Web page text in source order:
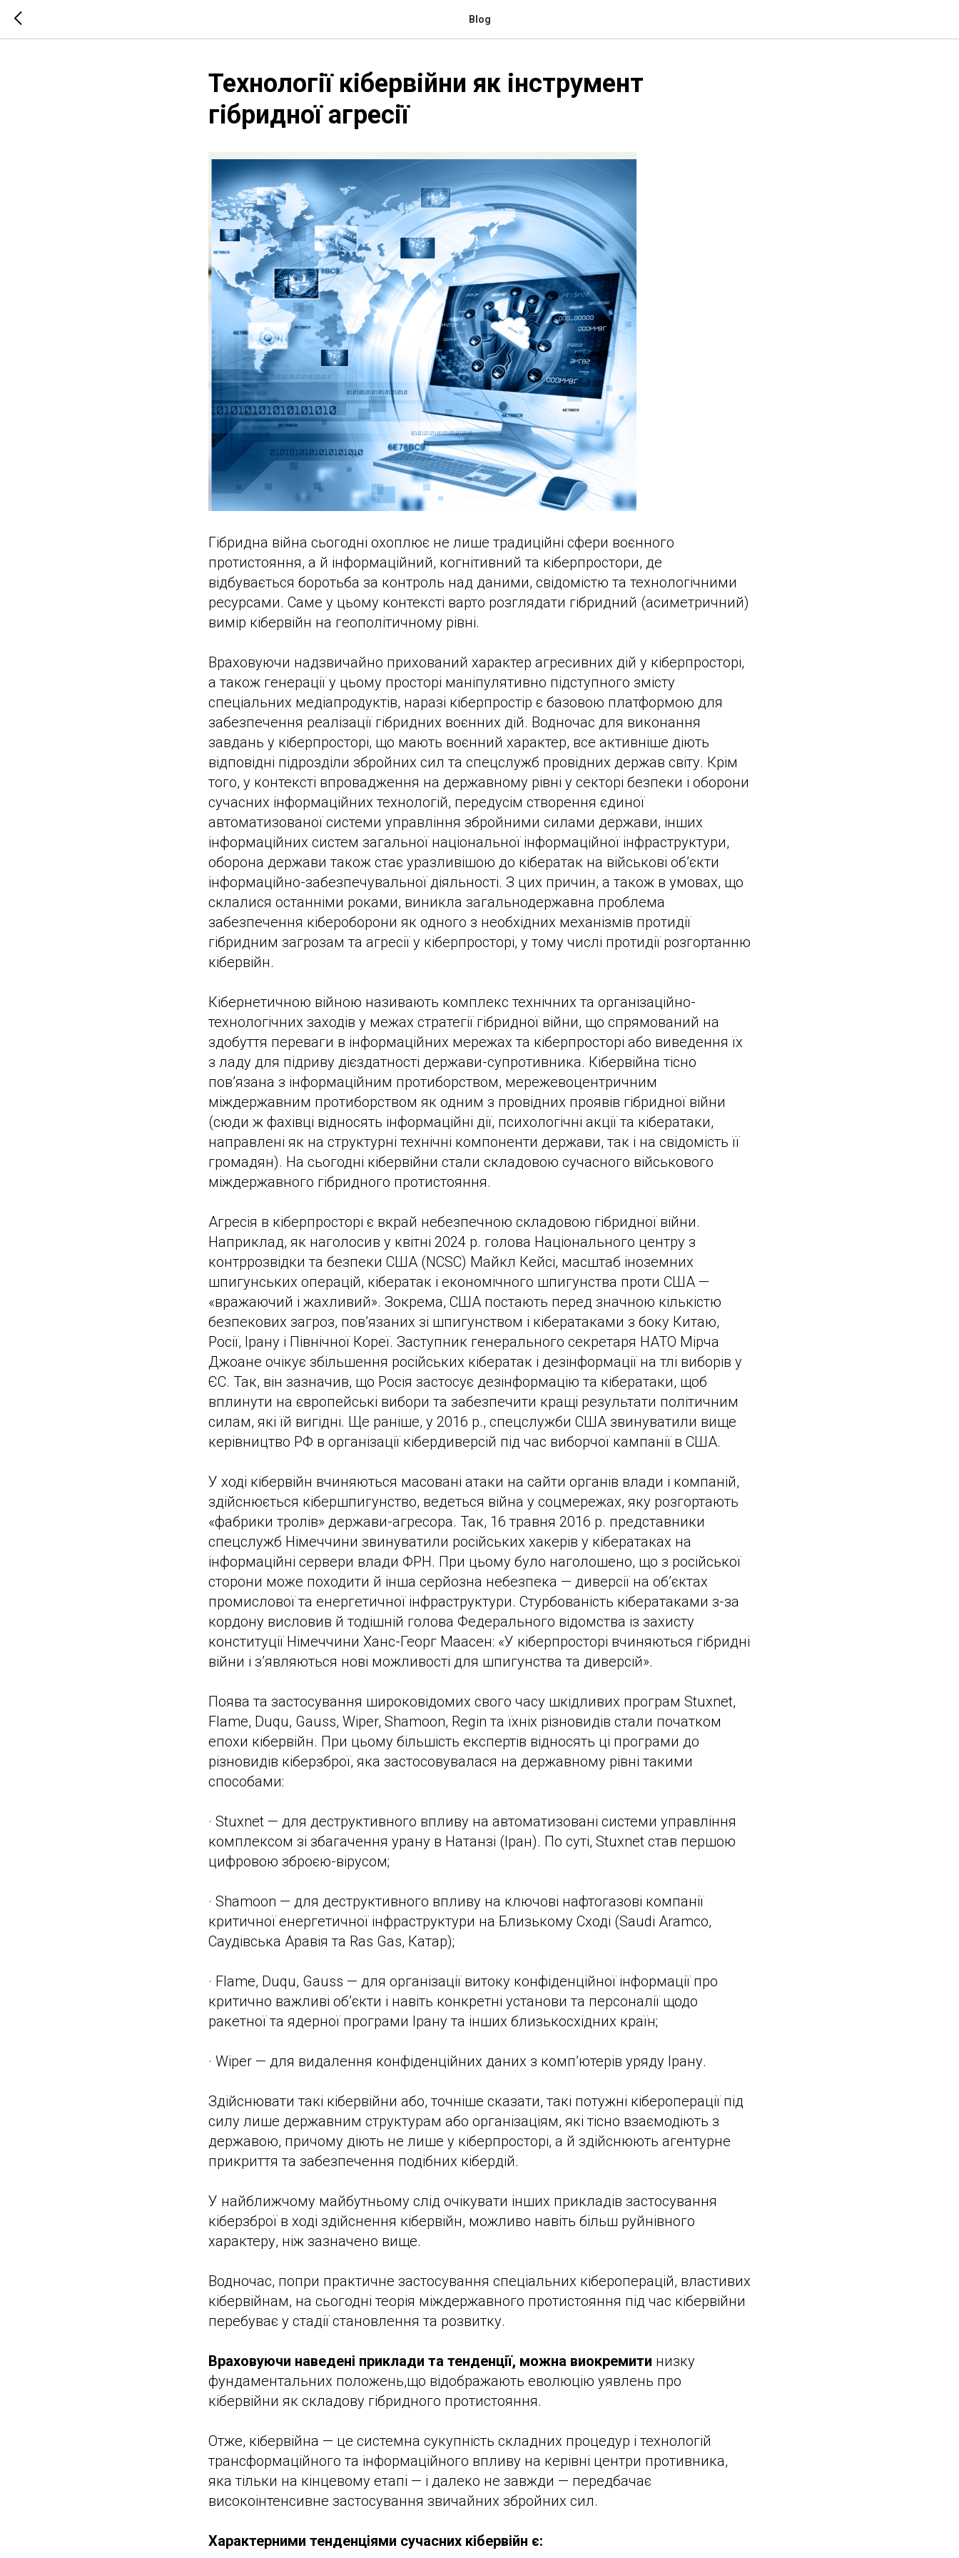
Blog
Технології кібервійни як інструмент
гібридної агресії
Гібридна війна сьогодні охоплює не лише традиційні сфери воєнного
протистояння, а й інформаційний, когнітивний та кіберпростори, де
відбувається боротьба за контроль над даними, свідомістю та технологічними
ресурсами. Саме у цьому контексті варто розглядати гібридний (асиметричний)
вимір кібервійн на геополітичному рівні.
Враховуючи надзвичайно прихований характер агресивних дій у кіберпросторі,
а також генерації у цьому просторі маніпулятивно підступного змісту
спеціальних медіапродуктів, наразі кіберпростір є базовою платформою для
забезпечення реалізації гібридних воєнних дій. Водночас для виконання
завдань у кіберпросторі, що мають воєнний характер, все активніше діють
відповідні підрозділи збройних сил та спецслужб провідних держав світу. Крім
того, у контексті впровадження на державному рівні у секторі безпеки і оборони
сучасних інформаційних технологій, передусім створення єдиної
автоматизованої системи управління збройними силами держави, інших
інформаційних систем загальної національної інформаційної інфраструктури,
оборона держави також стає уразливішою до кібератак на військові об’єкти
інформаційно-забезпечувальної діяльності. З цих причин, а також в умовах, що
склалися останніми роками, виникла загальнодержавна проблема
забезпечення кібероборони як одного з необхідних механізмів протидії
гібридним загрозам та агресії у кіберпросторі, у тому числі протидії розгортанню
кібервійн.
Кібернетичною війною називають комплекс технічних та організаційно-
технологічних заходів у межах стратегії гібридної війни, що спрямований на
здобуття переваги в інформаційних мережах та кіберпросторі або виведення їх
з ладу для підриву дієздатності держави-супротивника. Кібервійна тісно
пов’язана з інформаційним протиборством, мережевоцентричним
міждержавним протиборством як одним з провідних проявів гібридної війни
(сюди ж фахівці відносять інформаційні дії, психологічні акції та кібератаки,
направлені як на структурні технічні компоненти держави, так і на свідомість її
громадян). На сьогодні кібервійни стали складовою сучасного військового
міждержавного гібридного протистояння.
Агресія в кіберпросторі є вкрай небезпечною складовою гібридної війни.
Наприклад, як наголосив у квітні 2024 р. голова Національного центру з
контррозвідки та безпеки США (NCSC) Майкл Кейсі, масштаб іноземних
шпигунських операцій, кібератак і економічного шпигунства проти США —
«вражаючий і жахливий». Зокрема, США постають перед значною кількістю
безпекових загроз, пов’язаних зі шпигунством і кібератаками з боку Китаю,
Росії, Ірану і Північної Кореї. Заступник генерального секретаря НАТО Мірча
Джоане очікує збільшення російських кібератак і дезінформації на тлі виборів у
ЄС. Так, він зазначив, що Росія застосує дезінформацію та кібератаки, щоб
вплинути на європейські вибори та забезпечити кращі результати політичним
силам, які їй вигідні. Ще раніше, у 2016 р., спецслужби США звинуватили вище
керівництво РФ в організації кібердиверсій під час виборчої кампанії в США.
У ході кібервійн вчиняються масовані атаки на сайти органів влади і компаній,
здійснюється кібершпигунство, ведеться війна у соцмережах, яку розгортають
«фабрики тролів» держави-агресора. Так, 16 травня 2016 р. представники
спецслужб Німеччини звинуватили російських хакерів у кібератаках на
інформаційні сервери влади ФРН. При цьому було наголошено, що з російської
сторони може походити й інша серйозна небезпека — диверсії на об’єктах
промислової та енергетичної інфраструктури. Стурбованість кібератаками з-за
кордону висловив й тодішній голова Федерального відомства із захисту
конституції Німеччини Ханс-Георг Маасен: «У кіберпросторі вчиняються гібридні
війни і з’являються нові можливості для шпигунства та диверсій».
Поява та застосування широковідомих свого часу шкідливих програм Stuxnet,
Flame, Duqu, Gauss, Wiper, Shamoon, Regin та їхніх різновидів стали початком
епохи кібервійн. При цьому більшість експертів відносять ці програми до
різновидів кіберзброї, яка застосовувалася на державному рівні такими
способами:
· Stuxnet — для деструктивного впливу на автоматизовані системи управління
комплексом зі збагачення урану в Натанзі (Іран). По суті, Stuxnet став першою
цифровою зброєю-вірусом;
· Shamoon — для деструктивного впливу на ключові нафтогазові компанії
критичної енергетичної інфраструктури на Близькому Сході (Saudi Aramco,
Саудівська Аравія та Ras Gas, Катар);
· Flame, Duqu, Gauss — для організації витоку конфіденційної інформації про
критично важливі об’єкти і навіть конкретні установи та персоналії щодо
ракетної та ядерної програми Ірану та інших близькосхідних країн;
· Wiper — для видалення конфіденційних даних з комп’ютерів уряду Ірану.
Здійснювати такі кібервійни або, точніше сказати, такі потужні кібероперації під
силу лише державним структурам або організаціям, які тісно взаємодіють з
державою, причому діють не лише у кіберпросторі, а й здійснюють агентурне
прикриття та забезпечення подібних кібердій.
У найближчому майбутньому слід очікувати інших прикладів застосування
кіберзброї в ході здійснення кібервійн, можливо навіть більш руйнівного
характеру, ніж зазначено вище.
Водночас, попри практичне застосування спеціальних кібероперацій, властивих
кібервійнам, на сьогодні теорія міждержавного протистояння під час кібервійни
перебуває у стадії становлення та розвитку.
Враховуючи наведені приклади та тенденції, можна виокремити низку
фундаментальних положень,що відображають еволюцію уявлень про
кібервійни як складову гібридного протистояння.
Отже, кібервійна — це системна сукупність складних процедур і технологій
трансформаційного та інформаційного впливу на керівні центри противника,
яка тільки на кінцевому етапі — і далеко не завжди — передбачає
високоінтенсивне застосування звичайних збройних сил.
Характерними тенденціями сучасних кібервійн є: